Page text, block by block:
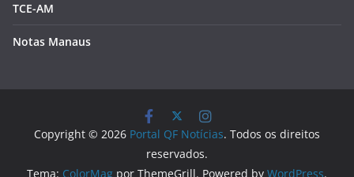
TCE-AM
Notas Manaus
Copyright © 2026 Portal QF Notícias. Todos os direitos
reservados.
Tema: ColorMag por ThemeGrill. Powered by WordPress.